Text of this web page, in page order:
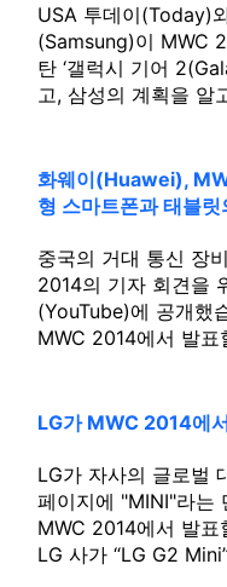
USA 투데이(Today)
(Samsung)이 MWC
탄 ‘갤럭시 기어
고, 삼성의 계획을 알
화웨이(Huawei),
형 스마트폰과 태블
중국의 거대 통신 장
2014의 기자 회견을
(YouTube)에 공개했
MWC 2014에서 발
LG가 MWC 2014에
LG가 자사의 글로벌
페이지에 "MINI"라는
MWC 2014에서 발표
LG 사가 “LG G2